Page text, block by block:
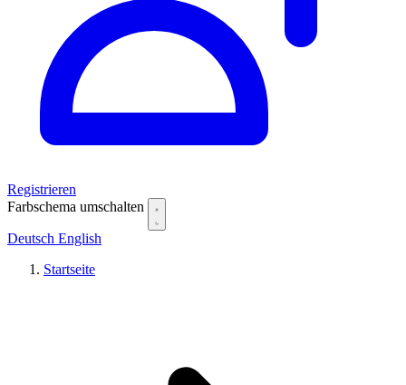
Registrieren
Farbschema umschalten
Deutsch English
Startseite